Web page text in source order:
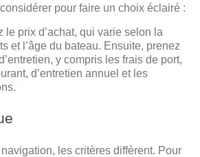
pour faire un choix éclairé :
le prix d’achat, qui varie selon la
et l’âge du bateau. Ensuite, prenez
y compris les frais de port,
d’entretien annuel et les
les critères diffèrent. Pour